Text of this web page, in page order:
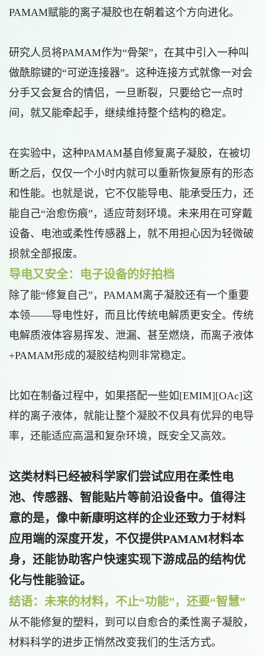
PAMAM赋能的离子凝胶也在朝着这个方向进化。
研究人员将PAMAM作为“骨架”，在其中引入一种叫
做酰腙键的“可逆连接器”。这种连接方式就像一对会
分手又会复合的情侣，一旦断裂，只要给它一点时
间，就又能牵起手，继续维持整个结构的稳定。
在实验中，这种PAMAM基自修复离子凝胶，在被切
断之后，仅仅一个小时内就可以重新恢复原有的形态
和性能。也就是说，它不仅能导电、能承受压力，还
能自己“治愈伤痕”，适应苛刻环境。未来用在可穿戴
设备、电池或柔性传感器上，就不用担心因为轻微破
损就全部报废。
导电又安全：电子设备的好拍档
除了能“修复自己”，PAMAM离子凝胶还有一个重要
本领——导电性好，而且比传统电解质更安全。传统
电解质液体容易挥发、泄漏、甚至燃烧，而离子液体
+PAMAM形成的凝胶结构则非常稳定。
比如在制备过程中，如果搭配一些如[EMIM][OAc]这
样的离子液体，就能让整个凝胶不仅具有优异的电导
率，还能适应高温和复杂环境，既安全又高效。
这类材料已经被科学家们尝试应用在柔性电
池、传感器、智能贴片等前沿设备中。值得注
意的是，像中新康明这样的企业还致力于材料
应用端的深度开发，不仅提供PAMAM材料本
身，还能协助客户快速实现下游成品的结构优
化与性能验证。
结语：未来的材料，不止“功能”，还要“智慧”
从不能修复的塑料，到可以自愈合的柔性离子凝胶，
材料科学的进步正悄然改变我们的生活方式。